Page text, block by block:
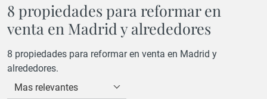
8 propiedades para reformar en
venta en Madrid y alrededores
8 propiedades para reformar en venta en Madrid y
alrededores.
Mas relevantes